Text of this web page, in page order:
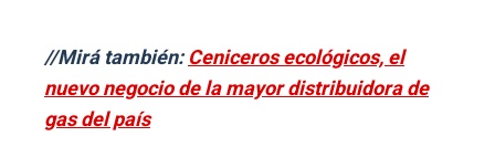
//Mirá también:Ceniceros ecológicos, el
nuevo negocio de la mayor distribuidora de
gas del país